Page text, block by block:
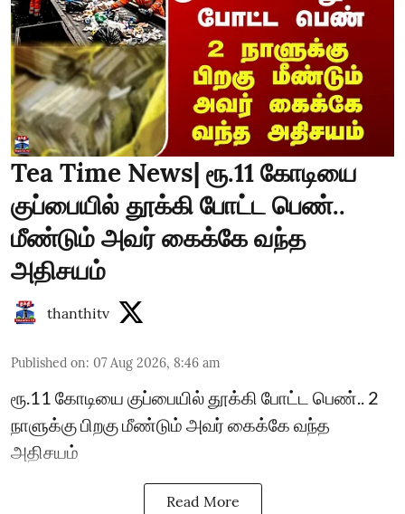
Tea Time News| ரூ.11 கோடியை
குப்பையில் தூக்கி போட்ட பெண்..
மீண்டும் அவர் கைக்கே வந்த
அதிசயம்
thanthitv
Published on: 07 Aug 2026, 8:46 am
ரூ.11 கோடியை குப்பையில் தூக்கி போட்ட பெண்.. 2
நாளுக்கு பிறகு மீண்டும் அவர் கைக்கே வந்த
அதிசயம்
Read More